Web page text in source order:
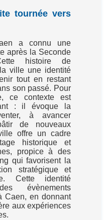
tournée vers
a connu une
après la Seconde
histoire de
ville une identité
tout en restant
son passé. Pour
ce contexte est
: il évoque la
à avancer
de nouveaux
offre un cadre
historique et
propice à des
qui favorisent la
stratégique et
Cette identité
évènements
Caen, en donnant
aux expériences